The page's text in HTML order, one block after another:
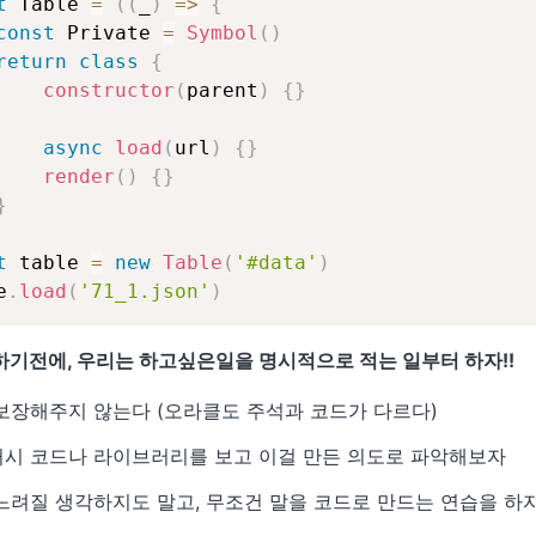
Private = Symbol ( )
class
{
constructor ( parent ) {}
async load ( url ) {}
render ( ) {}
table = new Table ( '#data' )
. load ( '71_1.json' )
기전에, 우리는 하고싶은일을 명시적으로 적는 일부터 하자!!
장해주지 않는다 (오라클도 주석과 코드가 다르다)
시 코드나 라이브러리를 보고 이걸 만든 의도로 파악해보자
려질 생각하지도 말고, 무조건 말을 코드로 만드는 연습을 하